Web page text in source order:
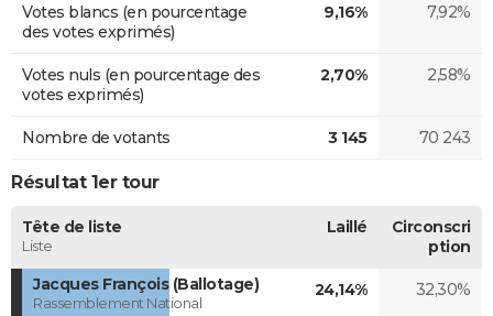
Votes blancs (en pourcentage
des votes exprimés)
9,16% 7,92%
Votes nuls (en pourcentage des
votes exprimés)
2,70% 2,58%
Nombre de votants 3 145 70 243
Résultat 1er tour
Tête de liste
Liste
Laillé
Circonscri
ption
Jacques François (Ballotage)
Rassemblement National
24,14% 32,30%